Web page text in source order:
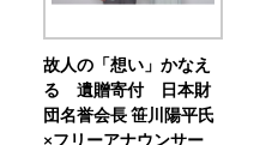
故人の「想い」かなえ
る 遺贈寄付 日本財
団名誉会長 笹川陽平氏
×フリーアナウンサー